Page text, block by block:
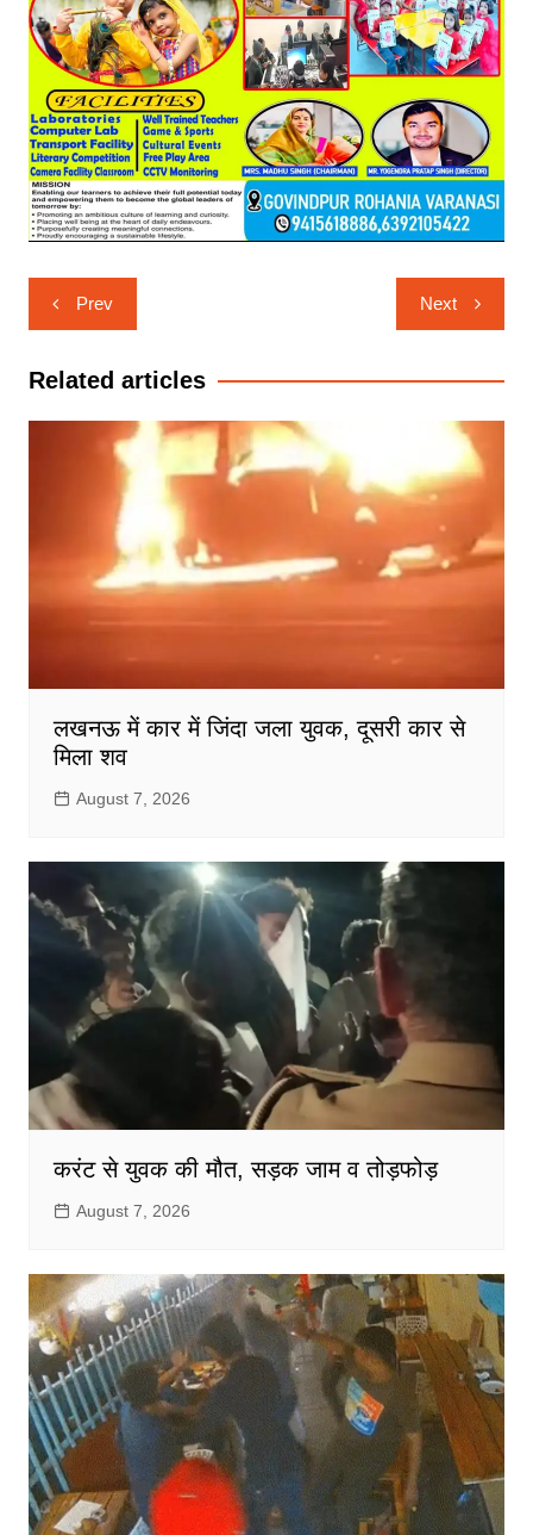
Post
navigation
Prev Next
Related articles
लखनऊ में कार में जिंदा जला युवक, दूसरी कार से
मिला शव
August 7, 2026
करंट से युवक की मौत, सड़क जाम व तोड़फोड़
August 7, 2026